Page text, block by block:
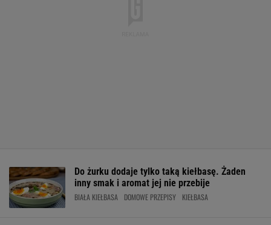
Do żurku dodaje tylko taką kiełbasę. Żaden
inny smak i aromat jej nie przebije
BIAŁA KIEŁBASA DOMOWE PRZEPISY KIEŁBASA